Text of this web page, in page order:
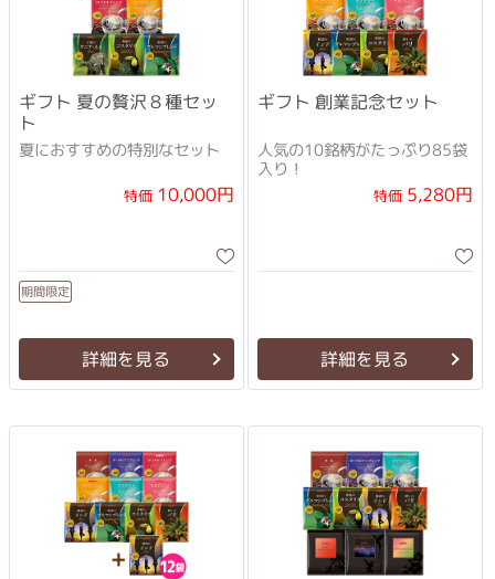
ギフト 夏の贅沢８種セッ
ト
夏におすすめの特別なセット
特価10,000円
期間限定
詳細を見る
ギフト 創業記念セット
人気の10銘柄がたっぷり85袋
入り！
特価5,280円
詳細を見る